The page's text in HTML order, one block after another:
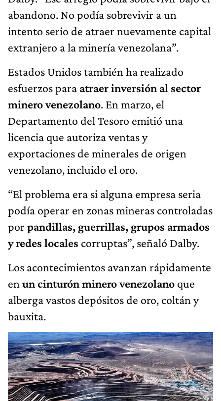
abandono. No podía sobrevivir a un
intento serio de atraer nuevamente capital
extranjero a la minería venezolana”.
Estados Unidos también ha realizado
esfuerzos para atraer inversión al sector
minero venezolano. En marzo, el
Departamento del Tesoro emitió una
licencia que autoriza ventas y
exportaciones de minerales de origen
venezolano, incluido el oro.
“El problema era si alguna empresa seria
podía operar en zonas mineras controladas
por pandillas, guerrillas, grupos armados
y redes locales corruptas”, señaló Dalby.
Los acontecimientos avanzan rápidamente
en un cinturón minero venezolano que
alberga vastos depósitos de oro, coltán y
bauxita.